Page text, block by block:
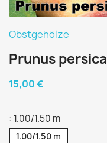
Obstgehölze
Prunus persica
15,00 €
: 1.00/1.50 m
1.00/1.50 m